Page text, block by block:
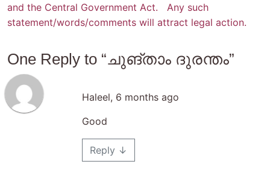
and the Central Government Act. Any such
statement/words/comments will attract legal action.
One Reply to “ചുങ്താം ദുരന്തം”
Haleel, 6 months ago
Good
Reply ↓